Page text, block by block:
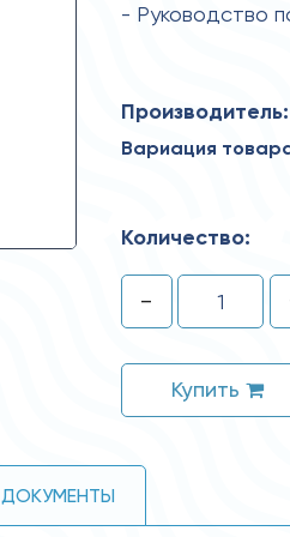
- Руководство
Производитель:
Вариация
Количество:
-
Купить
ДОКУМЕНТЫ